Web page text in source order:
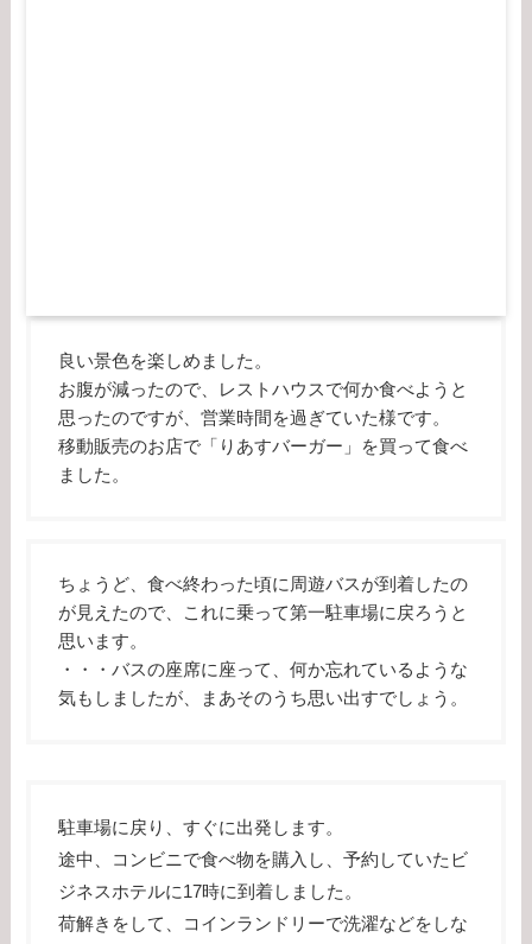
良い景色を楽しめました。
お腹が減ったので、レストハウスで何か食べようと
思ったのですが、営業時間を過ぎていた様です。
移動販売のお店で「りあすバーガー」を買って食べ
ました。
ちょうど、食べ終わった頃に周遊バスが到着したの
が見えたので、これに乗って第一駐車場に戻ろうと
思います。
・・・バスの座席に座って、何か忘れているような
気もしましたが、まあそのうち思い出すでしょう。
駐車場に戻り、すぐに出発します。
途中、コンビニで食べ物を購入し、予約していたビ
ジネスホテルに17時に到着しました。
荷解きをして、コインランドリーで洗濯などをしな